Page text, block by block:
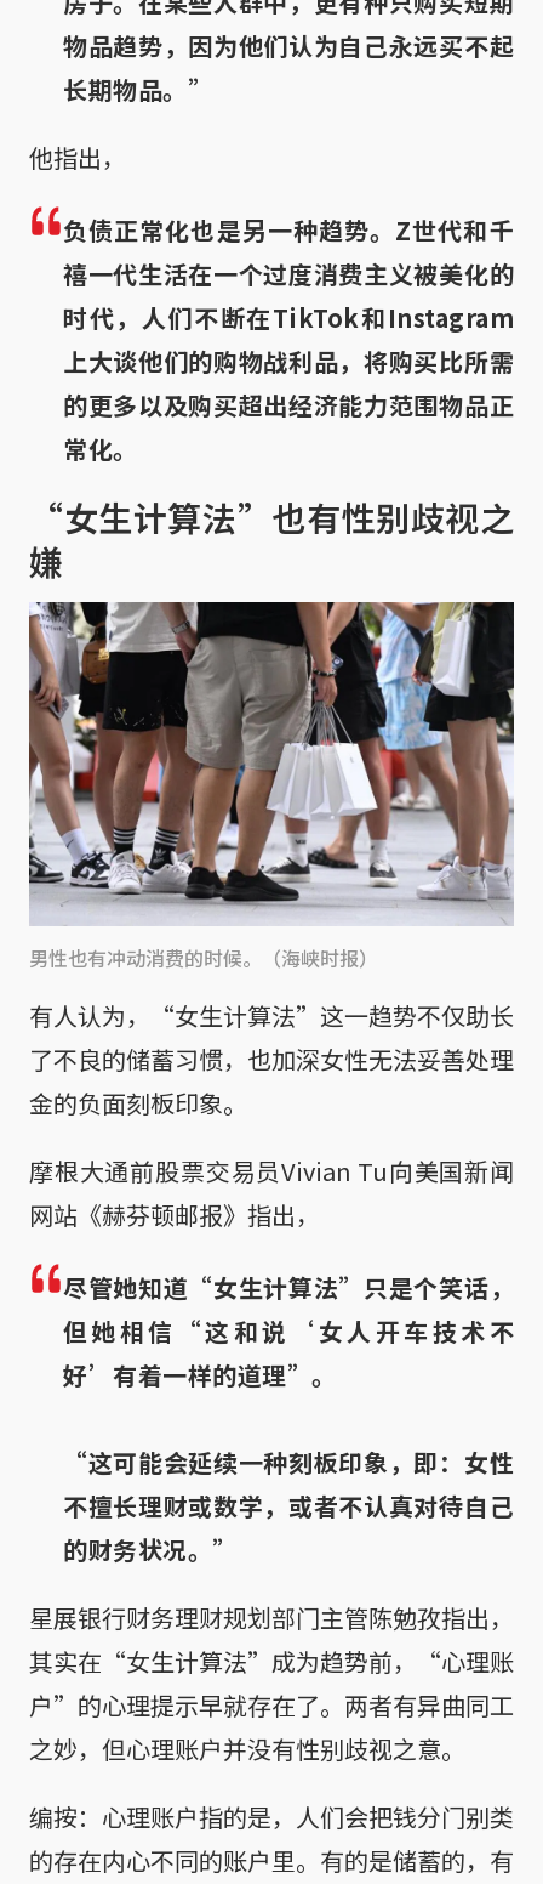
物品趋势，因为他们认为自己永远买不起
长期物品。”
他指出，
负债正常化也是另一种趋势。Z世代和千
禧一代生活在一个过度消费主义被美化的
时代，人们不断在TikTok和Instagram
上大谈他们的购物战利品，将购买比所需
的更多以及购买超出经济能力范围物品正
常化。
“女生计算法”也有性别歧视之
嫌
男性也有冲动消费的时候。（海峡时报）
有人认为，“女生计算法”这一趋势不仅助长
了不良的储蓄习惯，也加深女性无法妥善处理
金的负面刻板印象。
摩根大通前股票交易员Vivian Tu向美国新闻
网站《赫芬顿邮报》指出，
尽管她知道“女生计算法”只是个笑话，
但她相信“这和说‘女人开车技术不
好’有着一样的道理”。
“这可能会延续一种刻板印象，即：女性
不擅长理财或数学，或者不认真对待自己
的财务状况。”
星展银行财务理财规划部门主管陈勉孜指出，
其实在“女生计算法”成为趋势前，“心理账
户”的心理提示早就存在了。两者有异曲同工
之妙，但心理账户并没有性别歧视之意。
编按：心理账户指的是，人们会把钱分门别类
的存在内心不同的账户里。有的是储蓄的，有